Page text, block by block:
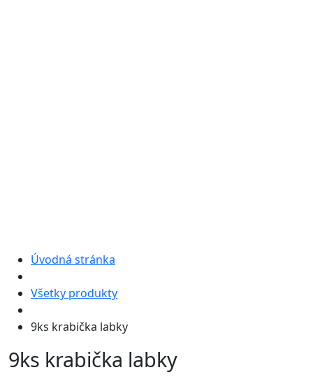
Úvodná stránka
Všetky produkty
9ks krabička labky
9ks krabička labky